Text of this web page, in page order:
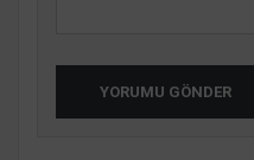
YORUMU GÖNDER